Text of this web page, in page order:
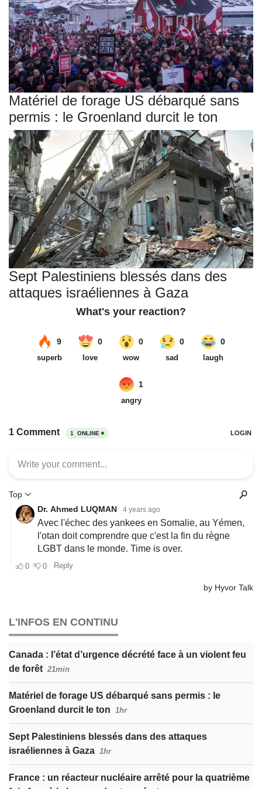
Matériel de forage US débarqué sans
permis : le Groenland durcit le ton
Sept Palestiniens blessés dans des
attaques israéliennes à Gaza
L'INFOS EN CONTINU
Canada : l’état d’urgence décrété face à un violent feu
de forêt 21min
Matériel de forage US débarqué sans permis : le
Groenland durcit le ton 1hr
Sept Palestiniens blessés dans des attaques
israéliennes à Gaza 1hr
France : un réacteur nucléaire arrêté pour la quatrième